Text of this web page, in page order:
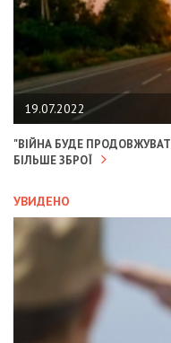
19.07.2022
"ВІЙНА БУДЕ
БІЛЬШЕ ЗБРОЇ
УВИДЕНО